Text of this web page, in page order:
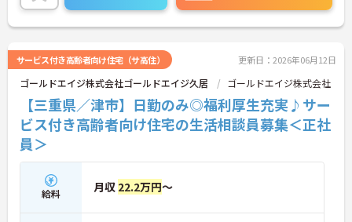
サービス付き高齢者向け住宅（サ高住） 更新日：2026年06月12日
ゴールドエイジ株式会社ゴールドエイジ久居 ゴールドエイジ株式会社
【三重県／津市】日勤のみ◎福利厚生充実♪サー
ビス付き高齢者向け住宅の生活相談員募集＜正社
員＞
給料 月収 22.2万円～